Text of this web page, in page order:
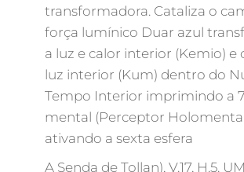
transformadora. Cataliza o
força lumínico Duar azul
a luz e calor interior (Kemio) e
luz interior (Kum) dentro do
Tempo Interior imprimindo a
mental (Perceptor
ativando a sexta esfera
A Senda de Tollan), V.17, H.5.